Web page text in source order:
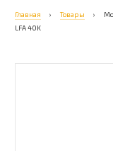
Главная › Товары ›
LFA 40K